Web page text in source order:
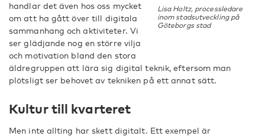
Lisa Holtz, processledare
inom stadsutveckling på
Göteborgs stad
handlar det även hos oss mycket
om att ha gått över till digitala
sammanhang och aktiviteter. Vi
ser glädjande nog en större vilja
och motivation bland den stora
äldregruppen att lära sig digital teknik, eftersom man
plötsligt ser behovet av tekniken på ett annat sätt.
Kultur till kvarteret
Men inte allting har skett digitalt. Ett exempel är